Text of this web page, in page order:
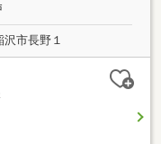
市長野１